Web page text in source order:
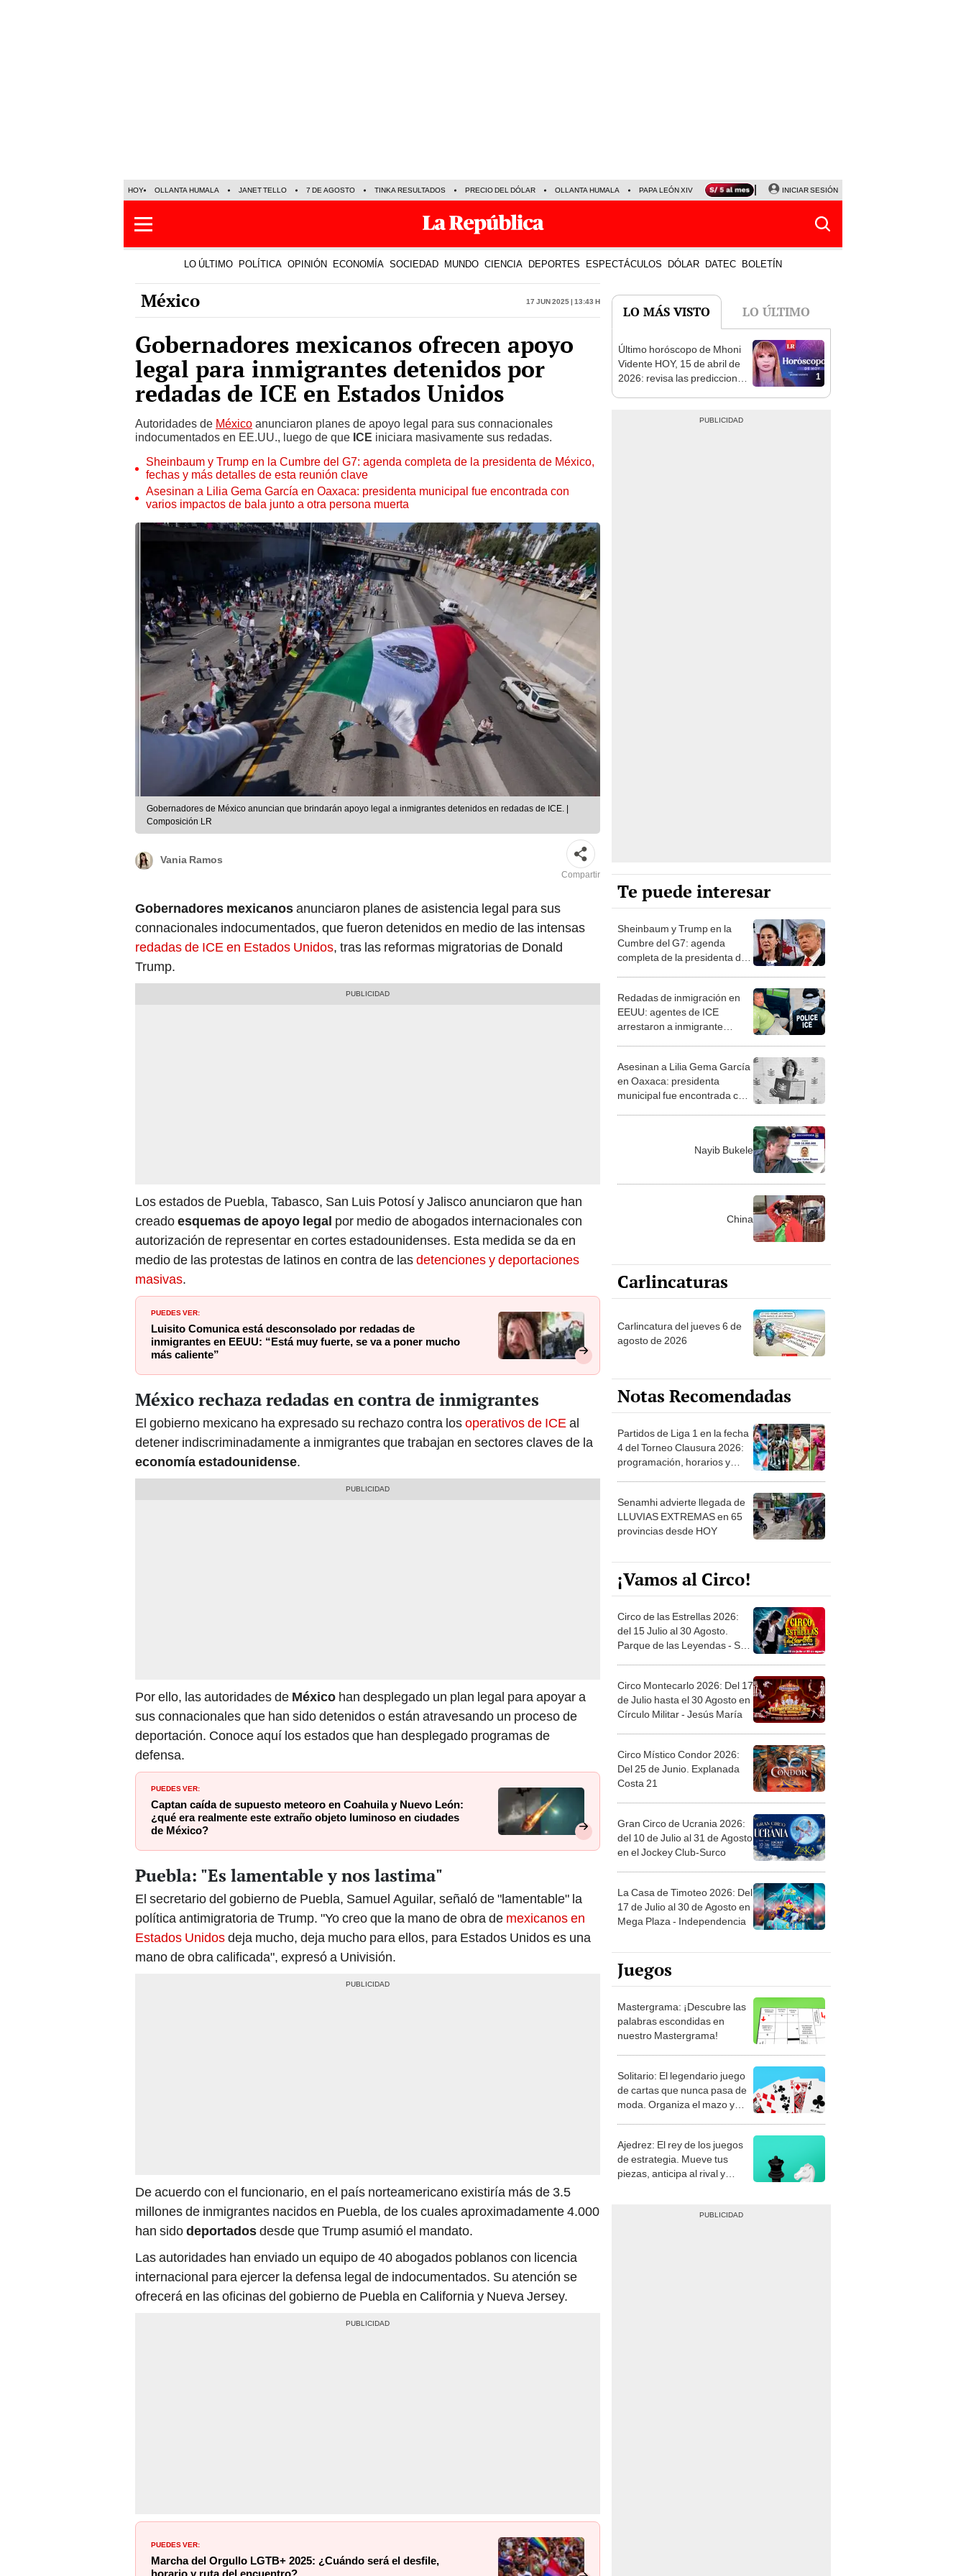
HOY OLLANTA HUMALA JANET TELLO 7 DE AGOSTO TINKA RESULTADOS PRECIO DEL DÓLAR OLLANTA HUMALA PAPA LEÓN XIV NALDY SALDAÑA LA BELLA LUZ
INICIAR SESIÓN
LO ÚLTIMO POLÍTICA OPINIÓN ECONOMÍA SOCIEDAD MUNDO CIENCIA DEPORTES ESPECTÁCULOS DÓLAR DATEC BOLETÍN
México 17 Jun 2025 | 13:43 h
Gobernadores mexicanos ofrecen apoyo
legal para inmigrantes detenidos por
redadas de ICE en Estados Unidos
Autoridades de México anunciaron planes de apoyo legal para sus connacionales
indocumentados en EE.UU., luego de que ICE iniciara masivamente sus redadas.
Sheinbaum y Trump en la Cumbre del G7: agenda completa de la presidenta de México,
fechas y más detalles de esta reunión clave
Asesinan a Lilia Gema García en Oaxaca: presidenta municipal fue encontrada con
varios impactos de bala junto a otra persona muerta
Gobernadores de México anuncian que brindarán apoyo legal a inmigrantes detenidos en redadas de ICE. |
Composición LR
Vania Ramos
Compartir
Gobernadores mexicanosanunciaron planes de asistencia legal para sus
connacionales indocumentados, que fueron detenidos en medio de las intensas
redadas de ICE en Estados Unidos, tras las reformas migratorias de Donald
Trump.
Los estados de Puebla, Tabasco, San Luis Potosí y Jalisco anunciaron que han
creadoesquemas de apoyo legal por medio de abogados internacionales con
autorización de representar en cortes estadounidenses. Esta medida se da en
medio de las protestas de latinos en contra de lasdetenciones y deportaciones
masivas.
PUEDES VER:
Luisito Comunica está desconsolado por redadas de
inmigrantes en EEUU: “Está muy fuerte, se va a poner mucho
más caliente”
México rechaza redadas en contra de inmigrantes
El gobierno mexicano ha expresado su rechazo contra losoperativos de ICEal
detener indiscriminadamente a inmigrantes que trabajan en sectores claves de la
economía estadounidense.
Por ello, las autoridades de México han desplegado un plan legal para apoyar a
sus connacionales que han sido detenidos o están atravesando un proceso de
deportación. Conoce aquí los estados que han desplegado programas de
defensa.
PUEDES VER:
Captan caída de supuesto meteoro en Coahuila y Nuevo León:
¿qué era realmente este extraño objeto luminoso en ciudades
de México?
Puebla: "Es lamentable y nos lastima"
El secretario del gobierno de Puebla, Samuel Aguilar, señaló de "lamentable" la
política antimigratoria de Trump. "Yo creo que la mano de obra de mexicanos en
Estados Unidosdeja mucho, deja mucho para ellos, para Estados Unidos es una
mano de obra calificada", expresó a Univisión.
De acuerdo con el funcionario, en el país norteamericano existiría más de 3.5
millones de inmigrantes nacidos en Puebla, de los cuales aproximadamente 4.000
han sidodeportadosdesde que Trump asumió el mandato.
Las autoridades han enviado un equipo de 40 abogados poblanos con licencia
internacional para ejercer la defensa legal de indocumentados. Su atención se
ofrecerá en las oficinas del gobierno de Puebla en California y Nueva Jersey.
PUEDES VER:
Marcha del Orgullo LGTB+ 2025: ¿Cuándo será el desfile,
LO MÁS VISTO LO ÚLTIMO
1
Último horóscopo de Mhoni
Vidente HOY, 15 de abril de
2026: revisa las predicciones
Te puede interesar
Sheinbaum y Trump en la
Cumbre del G7: agenda
completa de la presidenta de
Redadas de inmigración en
EEUU: agentes de ICE
arrestaron a inmigrante
alcohol
Asesinan a Lilia Gema García
en Oaxaca: presidenta
municipal fue encontrada con
Nayib Bukele
China
Carlincaturas
Carlincatura del jueves 6 de
agosto de 2026
Notas Recomendadas
Partidos de Liga 1 en la fecha
4 del Torneo Clausura 2026:
programación, horarios y
Senamhi advierte llegada de
LLUVIAS EXTREMAS en 65
provincias desde HOY
¡Vamos al Circo!
Circo de las Estrellas 2026:
del 15 Julio al 30 Agosto.
Parque de las Leyendas - San
Circo Montecarlo 2026: Del 17
de Julio hasta el 30 Agosto en
Círculo Militar - Jesús María
Circo Místico Condor 2026:
Del 25 de Junio. Explanada
Costa 21
Gran Circo de Ucrania 2026:
del 10 de Julio al 31 de Agosto
en el Jockey Club-Surco
La Casa de Timoteo 2026: Del
17 de Julio al 30 de Agosto en
Mega Plaza - Independencia
Juegos
Mastergrama: ¡Descubre las
palabras escondidas en
nuestro Mastergrama!
Solitario: El legendario juego
de cartas que nunca pasa de
moda. Organiza el mazo y
Ajedrez: El rey de los juegos
de estrategia. Mueve tus
piezas, anticipa al rival y